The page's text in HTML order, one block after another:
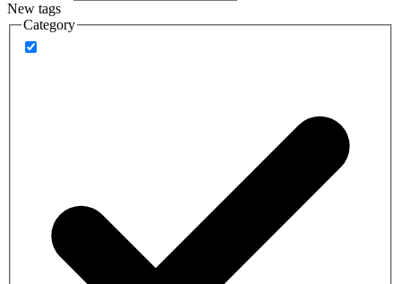
New tags
Category